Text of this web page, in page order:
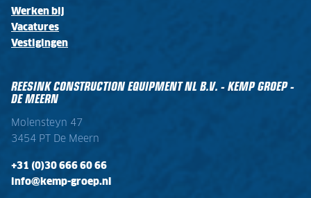
Werken bij
Vacatures
Vestigingen
REESINK CONSTRUCTION EQUIPMENT NL B.V. - KEMP GROEP -
DE MEERN
Molensteyn 47
3454 PT De Meern
+31 (0)30 666 60 66
info@kemp-groep.nl